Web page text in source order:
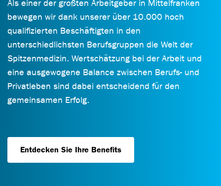
Als einer der größten Arbeitgeber in Mittelfranken
bewegen wir dank unserer über 10.000 hoch
qualifizierten Beschäftigten in den
unterschiedlichsten Berufsgruppen die Welt der
Spitzenmedizin. Wertschätzung bei der Arbeit und
eine ausgewogene Balance zwischen Berufs- und
Privatleben sind dabei entscheidend für den
gemeinsamen Erfolg.
Entdecken Sie Ihre Benefits